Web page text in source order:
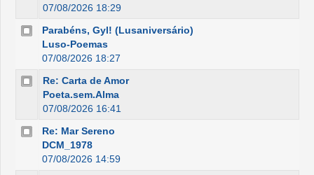
07/08/2026 18:29
Parabéns, Gyl! (Lusaniversário)
Luso-Poemas
07/08/2026 18:27
Re: Carta de Amor
Poeta.sem.Alma
07/08/2026 16:41
Re: Mar Sereno
DCM_1978
07/08/2026 14:59